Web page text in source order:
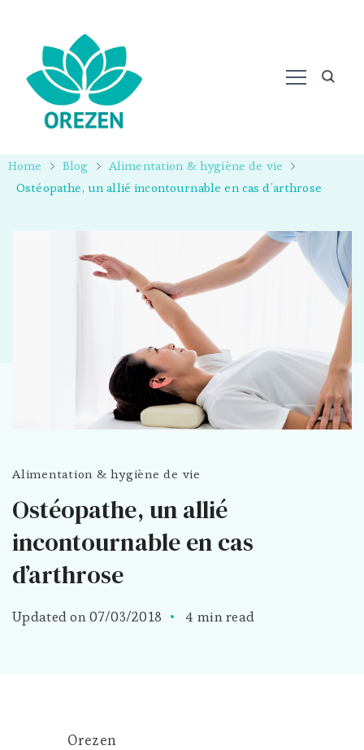
Home Blog
Alimentation & hygiène de vie
Ostéopathe, un allié incontournable en cas d’arthrose
Alimentation & hygiène de vie
Ostéopathe, un allié
incontournable en cas
d’arthrose
Updated on07/03/2018 4 min read
Orezen